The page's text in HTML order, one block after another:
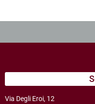
Via Degli Eroi, 12